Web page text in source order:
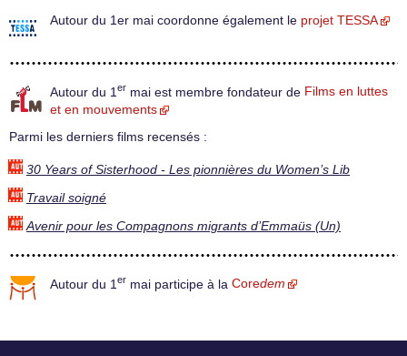
Autour du 1er mai coordonne également le projet TESSA
Autour du 1 er mai est membre fondateur de Films en luttes
et en mouvements
Parmi les derniers films recensés :
30 Years of Sisterhood - Les pionnières du Women’s Lib
Travail soigné
Avenir pour les Compagnons migrants d’Emmaüs (Un)
Autour du 1 er mai participe à la Coredem